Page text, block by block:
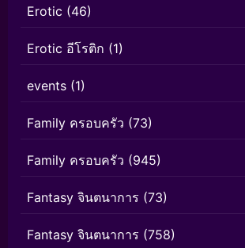
Erotic (46)
Erotic อีโรติก (1)
events (1)
Family ครอบครัว (73)
Family ครอบครัว (945)
Fantasy จินตนาการ (73)
Fantasy จินตนาการ (758)